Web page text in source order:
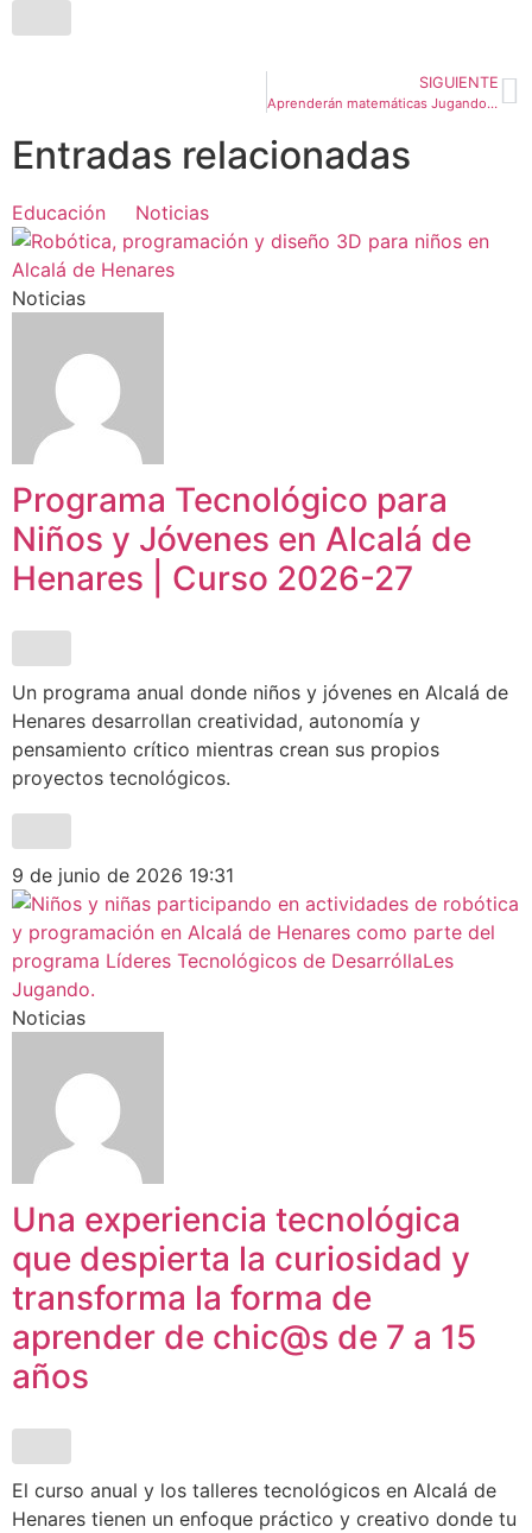
SIGUIENTE
Aprenderán matemáticas Jugando en un entorno tecnológico
Entradas relacionadas
Educación Noticias
Noticias
Programa Tecnológico para
Niños y Jóvenes en Alcalá de
Henares | Curso 2026-27
Un programa anual donde niños y jóvenes en Alcalá de
Henares desarrollan creatividad, autonomía y
pensamiento crítico mientras crean sus propios
proyectos tecnológicos.
9 de junio de 2026 19:31
Noticias
Una experiencia tecnológica
que despierta la curiosidad y
transforma la forma de
aprender de chic@s de 7 a 15
años
El curso anual y los talleres tecnológicos en Alcalá de
Henares tienen un enfoque práctico y creativo donde tu